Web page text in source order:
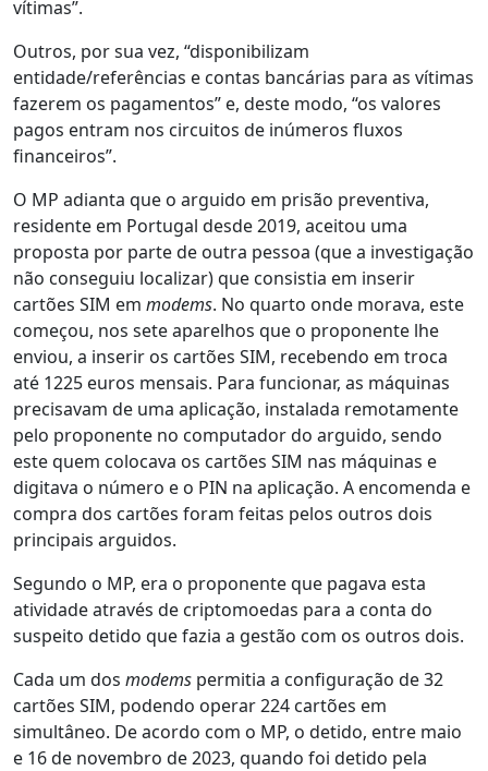
vítimas”.
Outros, por sua vez, “disponibilizam
entidade/referências e contas bancárias para as vítimas
fazerem os pagamentos” e, deste modo, “os valores
pagos entram nos circuitos de inúmeros fluxos
financeiros”.
O MP adianta que o arguido em prisão preventiva,
residente em Portugal desde 2019, aceitou uma
proposta por parte de outra pessoa (que a investigação
não conseguiu localizar) que consistia em inserir
cartões SIM em modems. No quarto onde morava, este
começou, nos sete aparelhos que o proponente lhe
enviou, a inserir os cartões SIM, recebendo em troca
até 1225 euros mensais. Para funcionar, as máquinas
precisavam de uma aplicação, instalada remotamente
pelo proponente no computador do arguido, sendo
este quem colocava os cartões SIM nas máquinas e
digitava o número e o PIN na aplicação. A encomenda e
compra dos cartões foram feitas pelos outros dois
principais arguidos.
Segundo o MP, era o proponente que pagava esta
atividade através de criptomoedas para a conta do
suspeito detido que fazia a gestão com os outros dois.
Cada um dos modems permitia a configuração de 32
cartões SIM, podendo operar 224 cartões em
simultâneo. De acordo com o MP, o detido, entre maio
e 16 de novembro de 2023, quando foi detido pela